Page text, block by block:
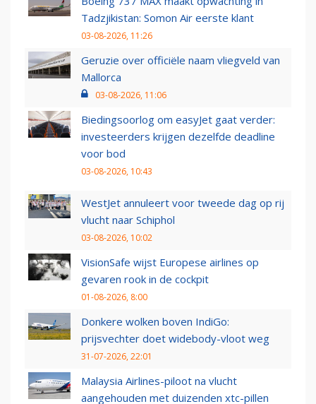
Tadzjikistan: Somon Air eerste klant
03-08-2026, 11:26
Geruzie over officiële naam vliegveld van
Mallorca
03-08-2026, 11:06
Biedingsoorlog om easyJet gaat verder:
investeerders krijgen dezelfde deadline
voor bod
03-08-2026, 10:43
WestJet annuleert voor tweede dag op rij
vlucht naar Schiphol
03-08-2026, 10:02
VisionSafe wijst Europese airlines op
gevaren rook in de cockpit
01-08-2026, 8:00
Donkere wolken boven IndiGo:
prijsvechter doet widebody-vloot weg
31-07-2026, 22:01
Malaysia Airlines-piloot na vlucht
aangehouden met duizenden xtc-pillen